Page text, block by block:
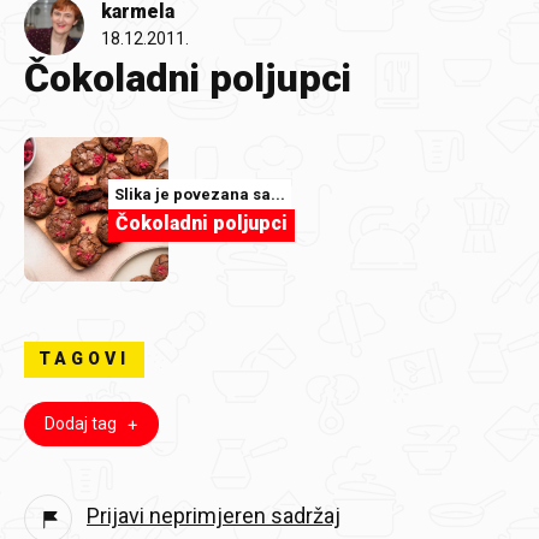
karmela
18.12.2011.
Čokoladni poljupci
Slika je povezana sa...
Čokoladni poljupci
TAGOVI
Dodaj tag
Prijavi neprimjeren sadržaj